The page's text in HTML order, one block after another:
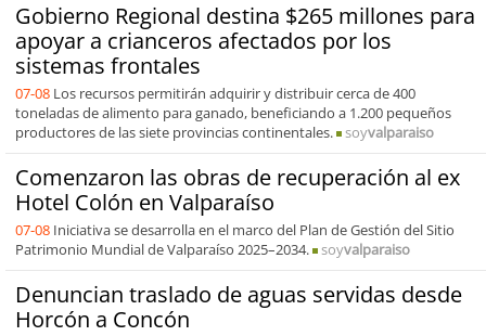
Gobierno Regional destina $265 millones para
apoyar a crianceros afectados por los
sistemas frontales
07-08 Los recursos permitirán adquirir y distribuir cerca de 400
toneladas de alimento para ganado, beneficiando a 1.200 pequeños
productores de las siete provincias continentales.
soyvalparaiso
Comenzaron las obras de recuperación al ex
Hotel Colón en Valparaíso
07-08 Iniciativa se desarrolla en el marco del Plan de Gestión del Sitio
Patrimonio Mundial de Valparaíso 2025–2034.
soyvalparaiso
Denuncian traslado de aguas servidas desde
Horcón a Concón